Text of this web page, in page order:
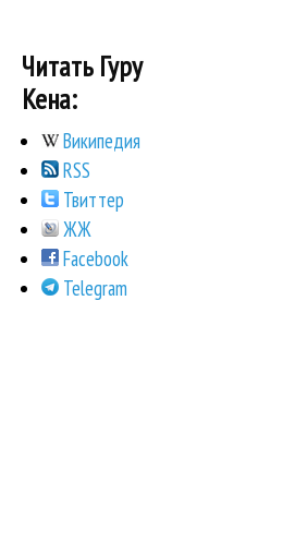
Читать Гуру
Кена:
Википедия
RSS
Твиттер
ЖЖ
Facebook
Telegram